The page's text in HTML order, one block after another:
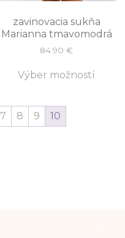
zavinovacia sukňa
Marianna tmavomodrá
84.90 €
Výber možností
7 8 9 10